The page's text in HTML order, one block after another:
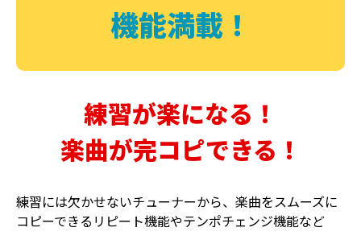
DELAY PHASER
機能満載！
練習が楽になる！
楽曲が完コピできる！
練習には欠かせないチューナーから、楽曲をスムーズに
コピーできるリピート機能やテンポチェンジ機能など